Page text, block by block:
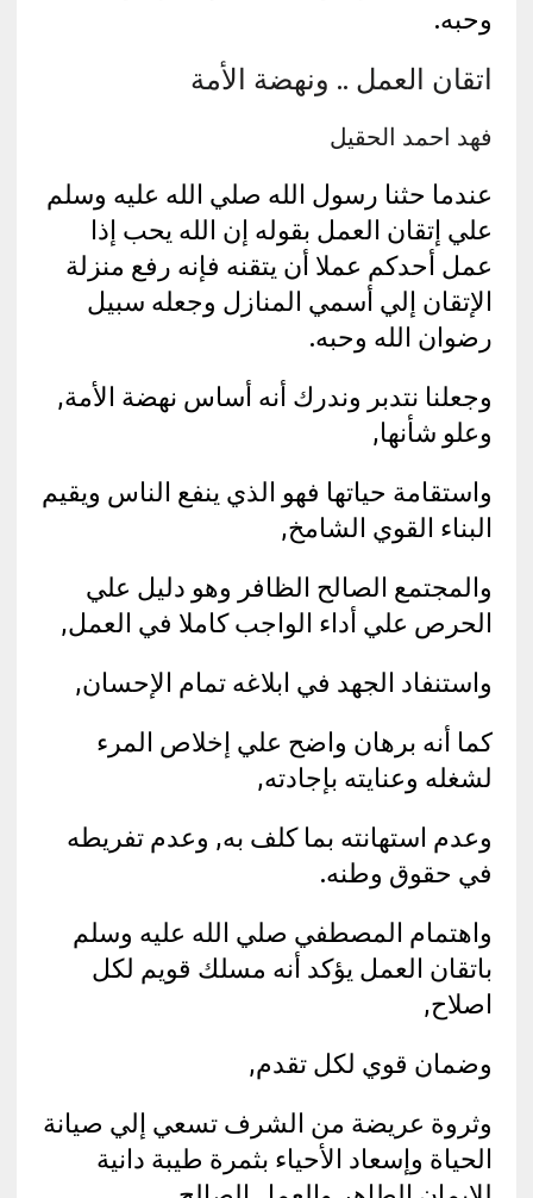
وحبه‏.
اتقان العمل‏ ..‏ ونهضة الأمة
فهد احمد الحقيل
عندما حثنا رسول الله صلي الله عليه وسلم
علي إتقان العمل بقوله إن الله يحب إذا
عمل أحدكم عملا أن يتقنه فإنه رفع منزلة
الإتقان إلي أسمي المنازل وجعله سبيل
رضوان الله وحبه‏.
وجعلنا نتدبر وندرك أنه أساس نهضة الأمة,
وعلو شأنها,
واستقامة حياتها فهو الذي ينفع الناس ويقيم
البناء القوي الشامخ,
والمجتمع الصالح الظافر وهو دليل علي
الحرص علي أداء الواجب كاملا في العمل,
واستنفاد الجهد في ابلاغه تمام الإحسان,
كما أنه برهان واضح علي إخلاص المرء
لشغله وعنايته بإجادته,
وعدم استهانته بما كلف به, وعدم تفريطه
في حقوق وطنه.
واهتمام المصطفي صلي الله عليه وسلم
باتقان العمل يؤكد أنه مسلك قويم لكل
اصلاح,
وضمان قوي لكل تقدم,
وثروة عريضة من الشرف تسعي إلي صيانة
الحياة وإسعاد الأحياء بثمرة طيبة دانية